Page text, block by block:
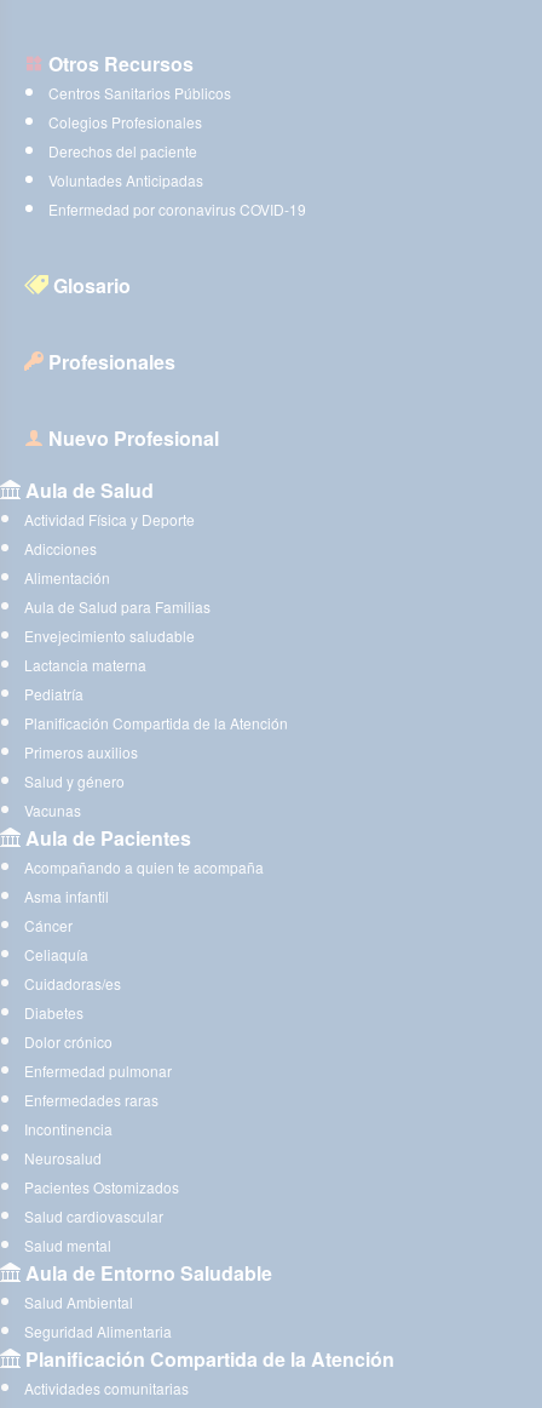
Otros Recursos
Centros Sanitarios Públicos
Colegios Profesionales
Derechos del paciente
Voluntades Anticipadas
Enfermedad por coronavirus COVID-19
Glosario
Profesionales
Nuevo Profesional
Aula de Salud
Actividad Física y Deporte
Adicciones
Alimentación
Aula de Salud para Familias
Envejecimiento saludable
Lactancia materna
Pediatría
Planificación Compartida de la Atención
Primeros auxilios
Salud y género
Vacunas
Aula de Pacientes
Acompañando a quien te acompaña
Asma infantil
Cáncer
Celiaquía
Cuidadoras/es
Diabetes
Dolor crónico
Enfermedad pulmonar
Enfermedades raras
Incontinencia
Neurosalud
Pacientes Ostomizados
Salud cardiovascular
Salud mental
Aula de Entorno Saludable
Salud Ambiental
Seguridad Alimentaria
Planificación Compartida de la Atención
Actividades comunitarias